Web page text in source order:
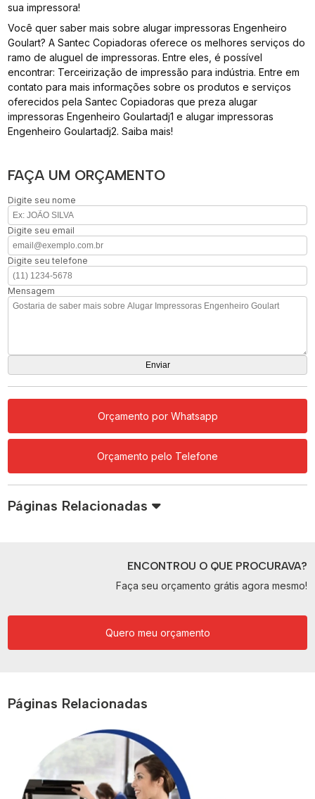
sua impressora!
Você quer saber mais sobre alugar impressoras Engenheiro
Goulart? A Santec Copiadoras oferece os melhores serviços do
ramo de aluguel de impressoras. Entre eles, é possível
encontrar: Terceirização de impressão para indústria. Entre em
contato para mais informações sobre os produtos e serviços
oferecidos pela Santec Copiadoras que preza alugar
impressoras Engenheiro Goulartadj1 e alugar impressoras
Engenheiro Goulartadj2. Saiba mais!
FAÇA UM ORÇAMENTO
Digite seu nome
Digite seu email
Digite seu telefone
Mensagem
Orçamento por Whatsapp
Orçamento pelo Telefone
Páginas Relacionadas
ENCONTROU O QUE PROCURAVA?
Faça seu orçamento grátis agora mesmo!
Quero meu orçamento
Páginas Relacionadas